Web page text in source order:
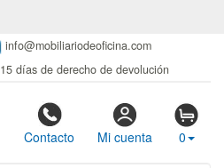
info@mobiliariodeoficina.com
15 días de derecho de devolución
Contacto Mi cuenta 0